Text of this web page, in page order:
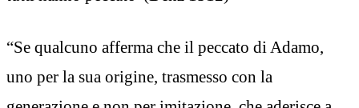
“Se qualcuno afferma che il peccato di Adamo,
uno per la sua origine, trasmesso con la